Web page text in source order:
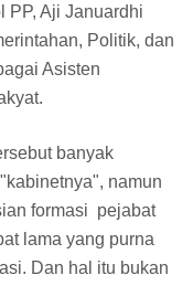
PP, Aji Januardhi
Politik, dan
Asisten
banyak
namun
formasi pejabat
lama yang purna
Dan hal itu bukan